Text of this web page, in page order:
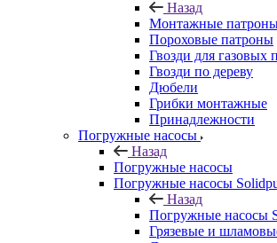
Назад
Монтажные
Пороховые патроны
Гвозди для газовых
Гвозди по дереву
Дюбели
Грибки монтажные
Принадлежности
Погружные насосы
Назад
Погружные насосы
Погружные насосы
Назад
Погружные насосы
Грязевые и